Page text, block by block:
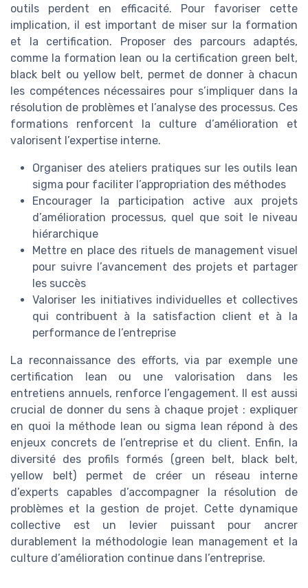
outils perdent en efficacité. Pour favoriser cette
implication, il est important de miser sur la formation
et la certification. Proposer des parcours adaptés,
comme la formation lean ou la certification green belt,
black belt ou yellow belt, permet de donner à chacun
les compétences nécessaires pour s’impliquer dans la
résolution de problèmes et l’analyse des processus. Ces
formations renforcent la culture d’amélioration et
valorisent l’expertise interne.
Organiser des ateliers pratiques sur les outils lean
sigma pour faciliter l’appropriation des méthodes
Encourager la participation active aux projets
d’amélioration processus, quel que soit le niveau
hiérarchique
Mettre en place des rituels de management visuel
pour suivre l’avancement des projets et partager
les succès
Valoriser les initiatives individuelles et collectives
qui contribuent à la satisfaction client et à la
performance de l’entreprise
La reconnaissance des efforts, via par exemple une
certification lean ou une valorisation dans les
entretiens annuels, renforce l’engagement. Il est aussi
crucial de donner du sens à chaque projet : expliquer
en quoi la méthode lean ou sigma lean répond à des
enjeux concrets de l’entreprise et du client. Enfin, la
diversité des profils formés (green belt, black belt,
yellow belt) permet de créer un réseau interne
d’experts capables d’accompagner la résolution de
problèmes et la gestion de projet. Cette dynamique
collective est un levier puissant pour ancrer
durablement la méthodologie lean management et la
culture d’amélioration continue dans l’entreprise.